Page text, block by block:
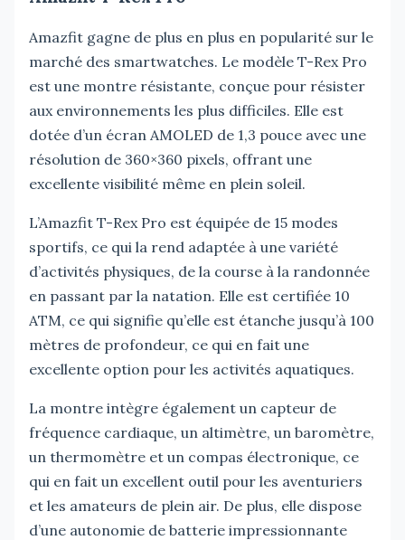
Amazfit gagne de plus en plus en popularité sur le
marché des smartwatches. Le modèle T-Rex Pro
est une montre résistante, conçue pour résister
aux environnements les plus difficiles. Elle est
dotée d’un écran AMOLED de 1,3 pouce avec une
résolution de 360×360 pixels, offrant une
excellente visibilité même en plein soleil.
L’Amazfit T-Rex Pro est équipée de 15 modes
sportifs, ce qui la rend adaptée à une variété
d’activités physiques, de la course à la randonnée
en passant par la natation. Elle est certifiée 10
ATM, ce qui signifie qu’elle est étanche jusqu’à 100
mètres de profondeur, ce qui en fait une
excellente option pour les activités aquatiques.
La montre intègre également un capteur de
fréquence cardiaque, un altimètre, un baromètre,
un thermomètre et un compas électronique, ce
qui en fait un excellent outil pour les aventuriers
et les amateurs de plein air. De plus, elle dispose
d’une autonomie de batterie impressionnante